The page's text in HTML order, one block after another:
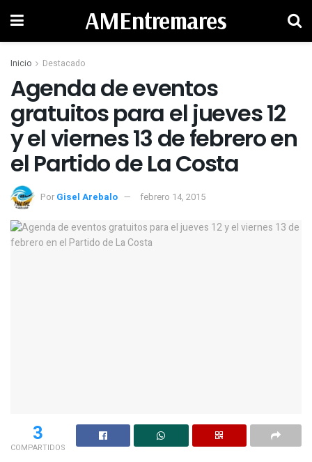
AMEntremares
Inicio Destacado
Agenda de eventos
gratuitos para el jueves 12
y el viernes 13 de febrero en
Por Gisel Arebalo febrero 14, 2015
3
COMPARTIDOS